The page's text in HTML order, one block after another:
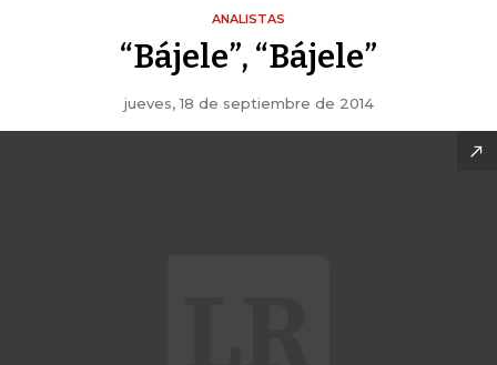
ANALISTAS
“Bájele”, “Bájele”
jueves, 18 de septiembre de 2014